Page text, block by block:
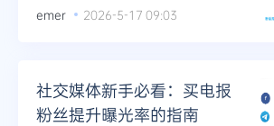
emer 2026-5-17 09:03
社交媒体新手必看：买电报
粉丝提升曝光率的指南